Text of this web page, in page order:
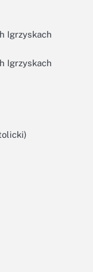
Igrzyskach
Igrzyskach